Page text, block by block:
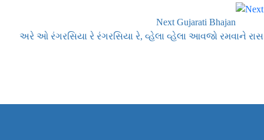
Next Gujarati Bhajan
અરે ઓ રંગરસિયા રે રંગરસિયા રે, વ્હેલા વ્હેલા આવજો રમવાને રાસ